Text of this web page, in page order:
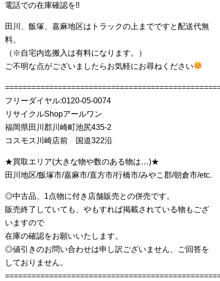
電話での在庫確認を!!
田川、飯塚、嘉麻地区はトラックの上までですと配送代無
料。
（※自宅内迄搬入は有料になります。）
ご不明な点がございましたらお気軽にお尋ねください
フリーダイヤル:0120-05-0074
リサイクルShopアールワン
福岡県田川郡川崎町池尻435-2
コスモス川崎店前 国道322沿
★買取エリア(大きな物や数のある物は…)★
田川地区/飯塚市/嘉麻市/直方市/行橋市/みやこ郡/朝倉市/etc.
◎中古品、1点物に付き店舗販売との併売です。
販売終了していても、やもすれば掲載されている物もござ
いますので
在庫の確認をお願いいたします。
◎値引きのお問い合わせは申し訳ございません、ご回答を
しておりません。